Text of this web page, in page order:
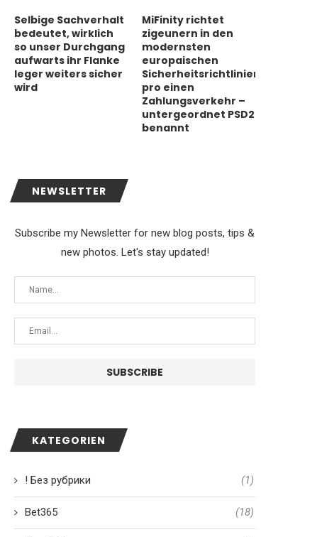
Selbige Sachverhalt
bedeutet, wirklich
so unser Durchgang
aufwarts ihr Flanke
leger weiters sicher
wird
MiFinity richtet
zigeunern in den
modernsten
europaischen
Sicherheitsrichtlinien
pro einen
Zahlungsverkehr –
untergeordnet PSD2
benannt
NEWSLETTER
Subscribe my Newsletter for new blog posts, tips &
new photos. Let's stay updated!
KATEGORIEN
! Без рубрики (1)
Bet365 (18)